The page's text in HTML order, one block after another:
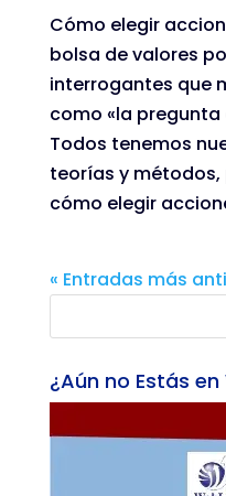
Cómo elegir
bolsa de valores
interrogantes que
como «la pregunta
Todos tenemos
teorías y métodos,
cómo elegir
« Entradas más
¿Aún no Estás